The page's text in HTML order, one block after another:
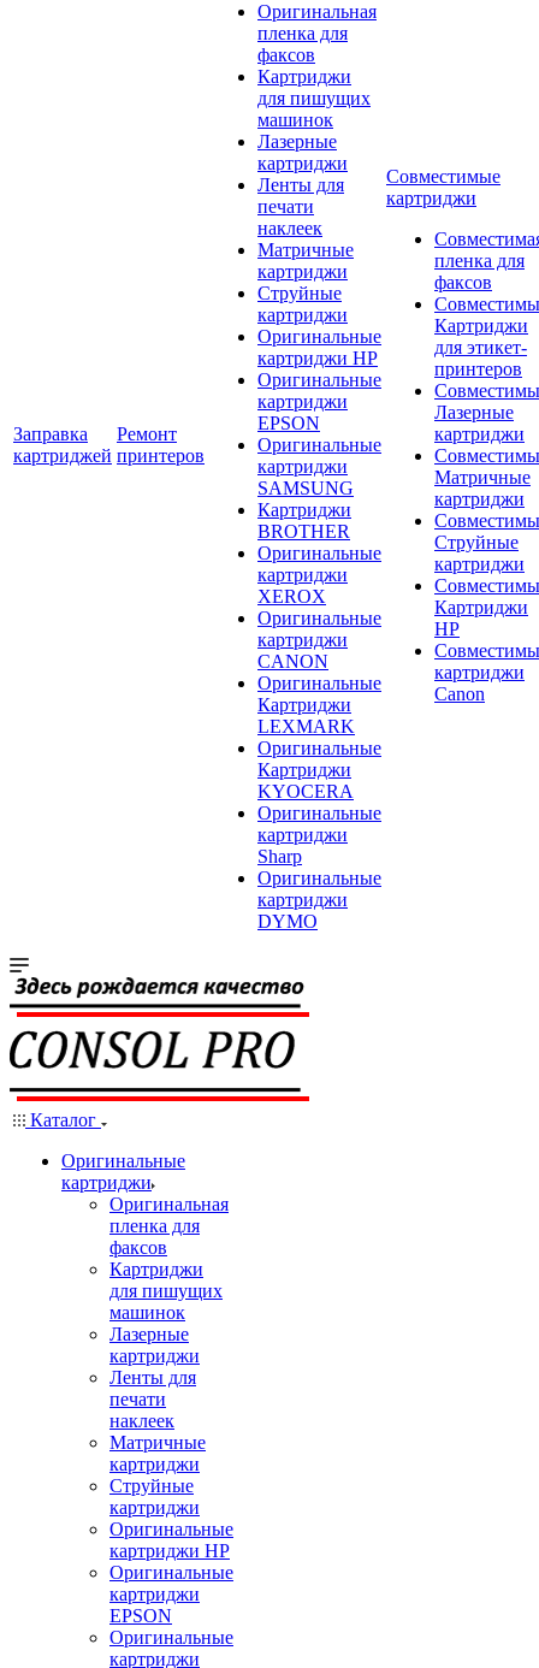
Заправка
картриджей
Ремонт
принтеров
Оригинальная
пленка для
факсов
Картриджи
для пишущих
машинок
Лазерные
картриджи
Ленты для
печати
наклеек
Матричные
картриджи
Струйные
картриджи
Оригинальные
картриджи HP
Оригинальные
картриджи
EPSON
Оригинальные
картриджи
SAMSUNG
Картриджи
BROTHER
Оригинальные
картриджи
XEROX
Оригинальные
картриджи
CANON
Оригинальные
Картриджи
LEXMARK
Оригинальные
Картриджи
KYOCERA
Оригинальные
картриджи
Sharp
Оригинальные
картриджи
DYMO
Совместимые
картриджи
пленка для
факсов
Картриджи
для этикет-
принтеров
Лазерные
картриджи
Матричные
картриджи
Струйные
картриджи
Картриджи
HP
картриджи
Canon
Каталог
Оригинальные
картриджи
Оригинальная
пленка для
факсов
Картриджи
для пишущих
машинок
Лазерные
картриджи
Ленты для
печати
наклеек
Матричные
картриджи
Струйные
картриджи
Оригинальные
картриджи HP
Оригинальные
картриджи
EPSON
Оригинальные
картриджи